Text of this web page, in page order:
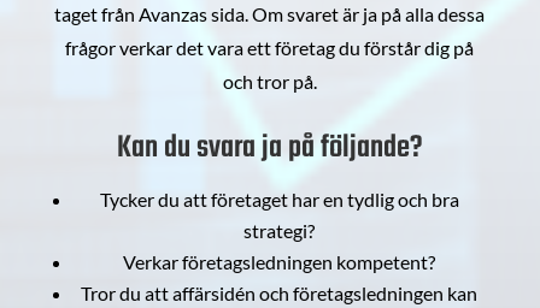
taget från Avanzas sida. Om svaret är ja på alla dessa
frågor verkar det vara ett företag du förstår dig på
och tror på.
Kan du svara ja på följande?
Tycker du att företaget har en tydlig och bra
strategi?
Verkar företagsledningen kompetent?
Tror du att affärsidén och företagsledningen kan